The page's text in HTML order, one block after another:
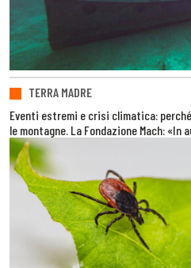
TERRA MADRE
Eventi estremi e crisi climatica:
le montagne. La Fondazione Mach: